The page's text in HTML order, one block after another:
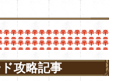
攻略記事